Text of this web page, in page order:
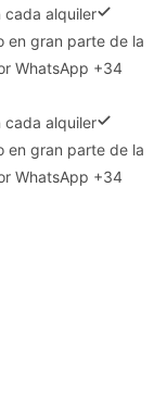
cada alquiler
en gran parte de la
WhatsApp +34
cada alquiler
en gran parte de la
WhatsApp +34